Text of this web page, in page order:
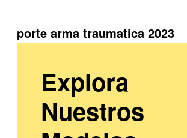
SATELITALES
porte arma traumatica 2023
Explora
Nuestros